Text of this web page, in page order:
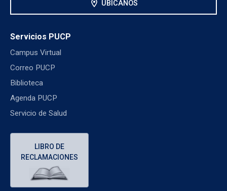
location_on UBÍCANOS
Servicios PUCP
Campus Virtual
Correo PUCP
Biblioteca
Agenda PUCP
Servicio de Salud
LIBRO DE
RECLAMACIONES